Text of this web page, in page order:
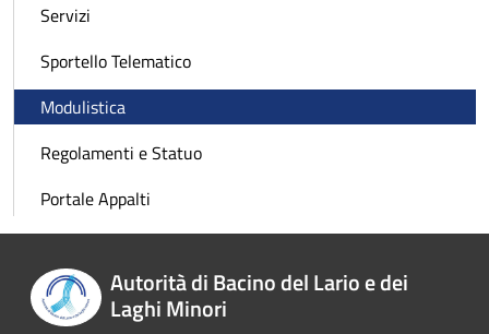
Servizi
Sportello Telematico
Modulistica
Regolamenti e Statuo
Portale Appalti
Autorità di Bacino del Lario e dei
Laghi Minori